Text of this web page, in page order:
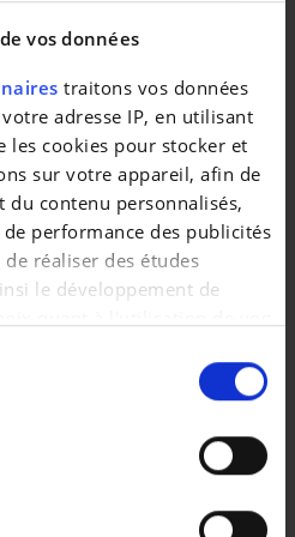
vos données
traitons vos données
adresse IP, en utilisant
les cookies pour stocker et
sur votre appareil, afin de
contenu personnalisés,
performance des publicités
réaliser des études
le développement de
quant à l'utilisation de vos
à tout moment en
relative aux cookies ou en
sur votre localisation
- ambiance